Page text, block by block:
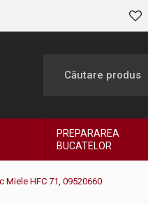
PREPARAREA
BUCATELOR
Miele HFC 71, 09520660